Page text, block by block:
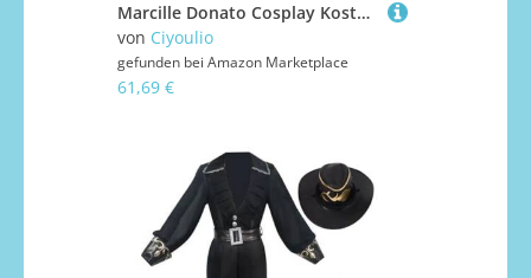
Marcille Donato Cosplay Kostüm Umhang Kleid Komplettes Set Damen Outfits Anime Cosplay Dress Up Anzug Rollenspiel Uniform Party Karneval Bühnenaufführung Halloween Kostüm
von Ciyoulio
gefunden bei Amazon Marketplace
61,69 €